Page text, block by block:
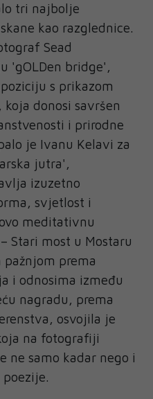
tri najbolje
kao razglednice.
Sead
'gOLDen bridge',
s prikazom
donosi savršen
i prirodne
je Ivanu Kelavi za
jutra',
izuzetno
svjetlost i
meditativnu
Stari most u Mostaru
pažnjom prema
i odnosima između
nagradu, prema
osvojila je
na fotografiji
ne samo kadar nego i